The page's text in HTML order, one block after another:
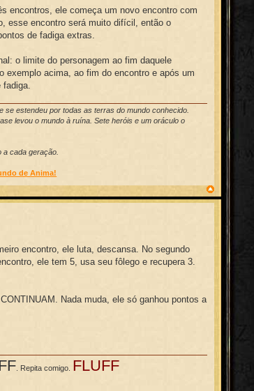
encontros, ele começa um novo encontro com
esse encontro será muito difícil, então o
de fadiga extras.
o limite do personagem ao fim daquele
exemplo acima, ao fim do encontro e após um
estendeu por todas as terras do mundo conhecido.
levou o mundo à ruína. Sete heróis e um oráculo o
a cada geração.
de Anima!
encontro, ele luta, descansa. No segundo
ele tem 5, usa seu fôlego e recupera 3.
Nada muda, ele só ganhou pontos a
. Repita comigo. FLUFF